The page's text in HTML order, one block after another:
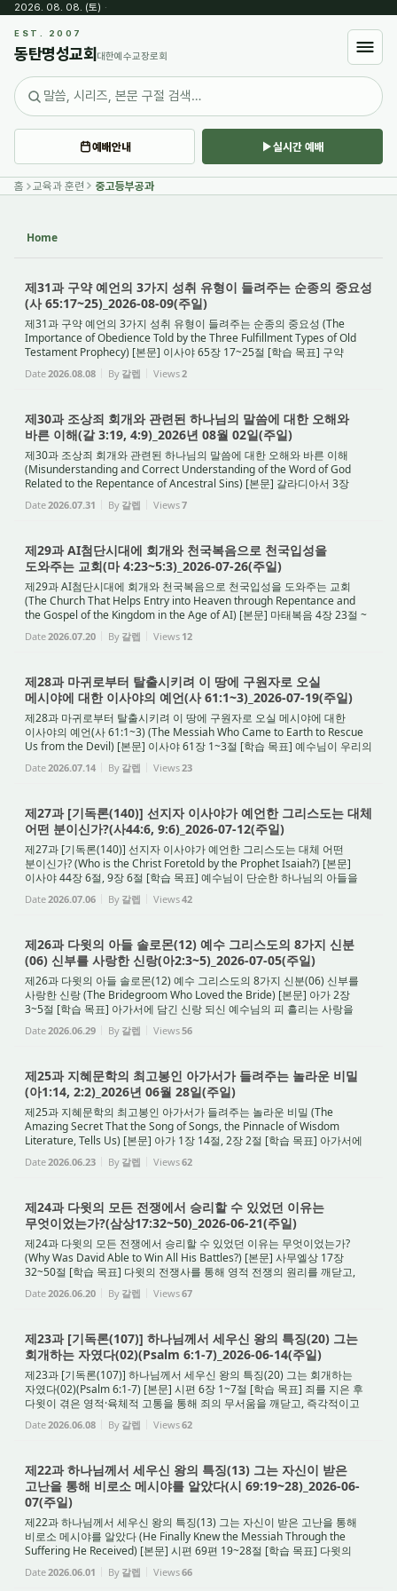
2026. 08. 08. (토) ·
EST. 2007
동탄명성교회 대한예수교장로회
예배안내 실시간 예배
홈 교육과 훈련 중고등부공과
Home
NEW
제31과 구약 예언의 3가지 성취 유형이 들려주는 순종의 중요성
(사 65:17~25)_2026-08-09(주일)
제31과 구약 예언의 3가지 성취 유형이 들려주는 순종의 중요성 (The
Importance of Obedience Told by the Three Fulfillment Types of Old
Testament Prophecy) [본문] 이사야 65장 17~25절 [학습 목표] 구약
예언이 문자적, 영적, 천국에서 완전히 성취됨을...
Date2026.08.08 By 갈렙 Views2
제30과 조상죄 회개와 관련된 하나님의 말씀에 대한 오해와
바른 이해(갈 3:19, 4:9)_2026년 08월 02일(주일)
제30과 조상죄 회개와 관련된 하나님의 말씀에 대한 오해와 바른 이해
(Misunderstanding and Correct Understanding of the Word of God
Related to the Repentance of Ancestral Sins) [본문] 갈라디아서 3장
19절, 4장 9절 [학습 목표] 성경 말씀을 바르게 ...
Date2026.07.31 By 갈렙 Views7
제29과 AI첨단시대에 회개와 천국복음으로 천국입성을
도와주는 교회(마 4:23~5:3)_2026-07-26(주일)
제29과 AI첨단시대에 회개와 천국복음으로 천국입성을 도와주는 교회
(The Church That Helps Entry into Heaven through Repentance and
the Gospel of the Kingdom in the Age of AI) [본문] 마태복음 4장 23절 ~
5장 3절 [학습 목표] AI 시대의 변화 속에서...
Date2026.07.20 By 갈렙 Views 12
제28과 마귀로부터 탈출시키려 이 땅에 구원자로 오실
메시야에 대한 이사야의 예언(사 61:1~3)_2026-07-19(주일)
제28과 마귀로부터 탈출시키려 이 땅에 구원자로 오실 메시야에 대한
이사야의 예언(사 61:1~3) (The Messiah Who Came to Earth to Rescue
Us from the Devil) [본문] 이사야 61장 1~3절 [학습 목표] 예수님이 우리의
죄뿐만 아니라 마귀의 압제에서 해방하기...
Date2026.07.14 By 갈렙 Views23
제27과 [기독론(140)] 선지자 이사야가 예언한 그리스도는 대체
어떤 분이신가?(사44:6, 9:6)_2026-07-12(주일)
제27과 [기독론(140)] 선지자 이사야가 예언한 그리스도는 대체 어떤
분이신가? (Who is the Christ Foretold by the Prophet Isaiah?) [본문]
이사야 44장 6절, 9장 6절 [학습 목표] 예수님이 단순한 하나님의 아들을
넘어 '스스로 계신 여호와 하나님'이심을...
Date2026.07.06 By 갈렙 Views42
제26과 다윗의 아들 솔로몬(12) 예수 그리스도의 8가지 신분
(06) 신부를 사랑한 신랑(아2:3~5)_2026-07-05(주일)
제26과 다윗의 아들 솔로몬(12) 예수 그리스도의 8가지 신분(06) 신부를
사랑한 신랑 (The Bridegroom Who Loved the Bride) [본문] 아가 2장
3~5절 [학습 목표] 아가서에 담긴 신랑 되신 예수님의 피 흘리는 사랑을
깨닫고, 사랑받는 신부에서 나아가 영적 전...
Date2026.06.29 By 갈렙 Views56
제25과 지혜문학의 최고봉인 아가서가 들려주는 놀라운 비밀
(아1:14, 2:2)_2026년 06월 28일(주일)
제25과 지혜문학의 최고봉인 아가서가 들려주는 놀라운 비밀 (The
Amazing Secret That the Song of Songs, the Pinnacle of Wisdom
Literature, Tells Us) [본문] 아가 1장 14절, 2장 2절 [학습 목표] 아가서에
담긴 그리스도와 교회의 비밀을 깨닫고, 신랑 ...
Date2026.06.23 By 갈렙 Views62
제24과 다윗의 모든 전쟁에서 승리할 수 있었던 이유는
무엇이었는가?(삼상17:32~50)_2026-06-21(주일)
제24과 다윗의 모든 전쟁에서 승리할 수 있었던 이유는 무엇이었는가?
(Why Was David Able to Win All His Battles?) [본문] 사무엘상 17장
32~50절 [학습 목표] 다윗의 전쟁사를 통해 영적 전쟁의 원리를 깨닫고,
말씀과 기도, 그리고 철저한 회개로 승리하...
Date2026.06.20 By 갈렙 Views67
제23과 [기독론(107)] 하나님께서 세우신 왕의 특징(20) 그는
회개하는 자였다(02)(Psalm 6:1-7)_2026-06-14(주일)
제23과 [기독론(107)] 하나님께서 세우신 왕의 특징(20) 그는 회개하는
자였다(02)(Psalm 6:1-7) [본문] 시편 6장 1~7절 [학습 목표] 죄를 지은 후
다윗이 겪은 영적·육체적 고통을 통해 죄의 무서움을 깨닫고, 즉각적이고
철저한 회개로 구원의 기쁨을 회복하...
Date2026.06.08 By 갈렙 Views62
제22과 하나님께서 세우신 왕의 특징(13) 그는 자신이 받은
고난을 통해 비로소 메시야를 알았다(시 69:19~28)_2026-06-
07(주일)
제22과 하나님께서 세우신 왕의 특징(13) 그는 자신이 받은 고난을 통해
비로소 메시야를 알았다 (He Finally Knew the Messiah Through the
Suffering He Received) [본문] 시편 69편 19~28절 [학습 목표] 다윗의
고통이 담긴 '저주의 시편' 속에 감추어진 메...
Date2026.06.01 By 갈렙 Views66
Sketchbook5, 스케치북5
Sketchbook5, 스케치북5